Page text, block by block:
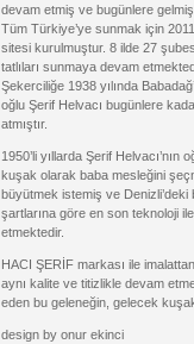
devam etmiş ve bugünlere
Tüm Türkiye’ye sunmak için
sitesi kurulmuştur. 8 ilde 27
tatlıları sunmaya devam
Şekerciliğe 1938 yılında
oğlu Şerif Helvacı bugünlere
atmıştır.
1950’li yıllarda Şerif Helvacı’nın
kuşak olarak baba mesleğini
büyütmek istemiş ve Denizli’deki
şartlarına göre en son teknoloji
etmektedir.
HACI ŞERİF markası ile
aynı kalite ve titizlikle devam
eden bu geleneğin, gelecek
design by onur ekinci